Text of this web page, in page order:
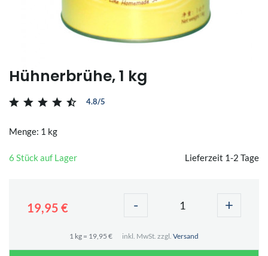
Hühnerbrühe, 1 kg
4.8/5
Menge: 1 kg
6 Stück auf Lager Lieferzeit 1-2 Tage
19,95 € - +
1 kg = 19,95 € inkl. MwSt. zzgl. Versand